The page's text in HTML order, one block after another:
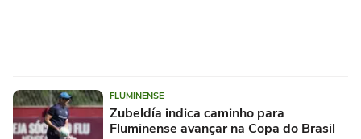
FLUMINENSE
Zubeldía indica caminho para
Fluminense avançar na Copa do Brasil